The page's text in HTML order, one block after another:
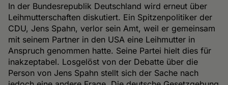
In der Bundesrepublik Deutschland wird erneut über
Leihmutterschaften diskutiert. Ein Spitzenpolitiker der
CDU, Jens Spahn, verlor sein Amt, weil er gemeinsam
mit seinem Partner in den USA eine Leihmutter in
Anspruch genommen hatte. Seine Partei hielt dies für
inakzeptabel. Losgelöst von der Debatte über die
Person von Jens Spahn stellt sich der Sache nach